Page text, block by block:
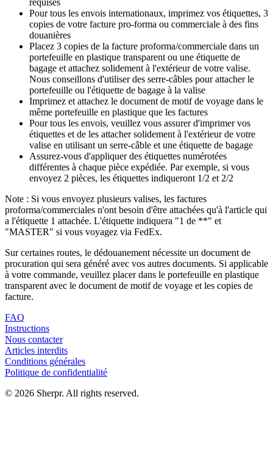
Pour tous les envois internationaux, imprimez vos étiquettes, 3
copies de votre facture pro-forma ou commerciale à des fins
douanières
Placez 3 copies de la facture proforma/commerciale dans un
portefeuille en plastique transparent ou une étiquette de
bagage et attachez solidement à l'extérieur de votre valise.
Nous conseillons d'utiliser des serre-câbles pour attacher le
portefeuille ou l'étiquette de bagage à la valise
Imprimez et attachez le document de motif de voyage dans le
même portefeuille en plastique que les factures
Pour tous les envois, veuillez vous assurer d'imprimer vos
étiquettes et de les attacher solidement à l'extérieur de votre
valise en utilisant un serre-câble et une étiquette de bagage
Assurez-vous d'appliquer des étiquettes numérotées
différentes à chaque pièce expédiée. Par exemple, si vous
envoyez 2 pièces, les étiquettes indiqueront 1/2 et 2/2
Note : Si vous envoyez plusieurs valises, les factures
proforma/commerciales n'ont besoin d'être attachées qu'à l'article qui
a l'étiquette 1 attachée. L'étiquette indiquera "1 de **" et
"MASTER" si vous voyagez via FedEx.
Sur certaines routes, le dédouanement nécessite un document de
procuration qui sera généré avec vos autres documents. Si applicable
à votre commande, veuillez placer dans le portefeuille en plastique
transparent avec le document de motif de voyage et les copies de
facture.
FAQ
Instructions
Nous contacter
Articles interdits
Conditions générales
Politique de confidentialité
© 2026 Sherpr. All rights reserved.